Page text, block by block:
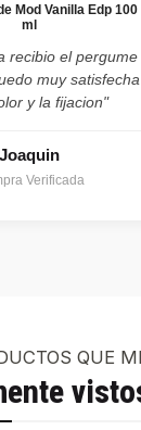
Mod Vanilla Edp 100
ml
recibio el pergume
muy satisfecha
y la fijacion"
Joaquin
Verificada
QUE